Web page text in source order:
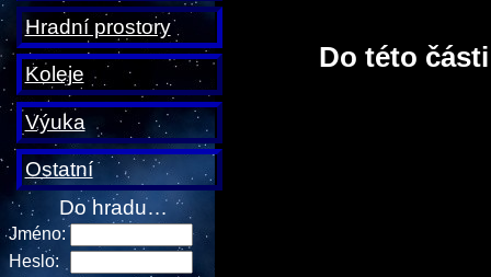
Do této
Hradní prostory
Koleje
Výuka
Ostatní
Do hradu…
Jméno:
Heslo: